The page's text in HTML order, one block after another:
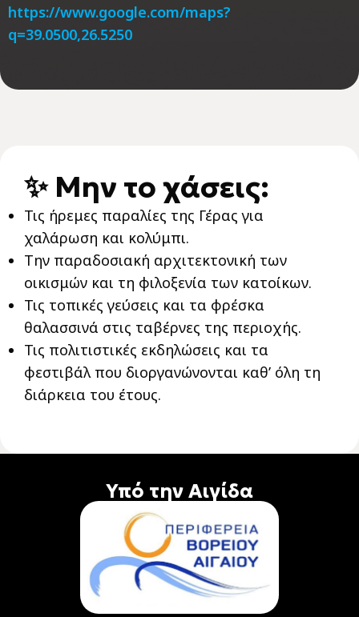
https://www.google.com/maps?
q=39.0500,26.5250
✨ Μην το χάσεις:
Τις ήρεμες παραλίες της Γέρας για
χαλάρωση και κολύμπι.
Την παραδοσιακή αρχιτεκτονική των
οικισμών και τη φιλοξενία των κατοίκων.
Τις τοπικές γεύσεις και τα φρέσκα
θαλασσινά στις ταβέρνες της περιοχής.
Τις πολιτιστικές εκδηλώσεις και τα
φεστιβάλ που διοργανώνονται καθ’ όλη τη
διάρκεια του έτους.
Υπό την Αιγίδα